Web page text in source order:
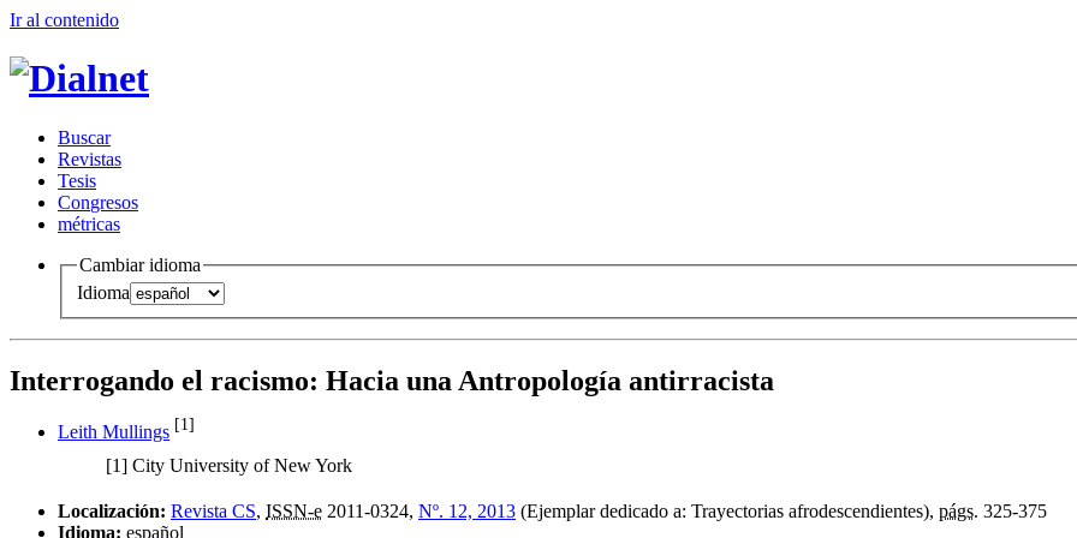
Ir al contenido
Buscar
Revistas
Tesis
Congresos
métricas
Cambiar idioma
Idioma
Interrogando el racismo: Hacia una Antropología antirracista
Leith Mullings [1]
[1] City University of New York
Localización: Revista CS, ISSN-e 2011-0324, Nº. 12, 2013 (Ejemplar dedicado a: Trayectorias afrodescendientes), págs. 325-375
Idioma: español